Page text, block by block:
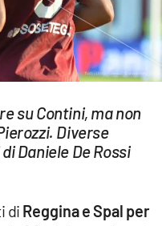
su Contini, ma non
Diverse
Daniele De Rossi
di Reggina e Spal per